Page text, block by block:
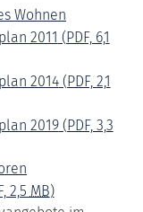
Wohnen
2011 (PDF, 6,1
2014(PDF, 2,1
2019(PDF, 3,3
2,5 MB)